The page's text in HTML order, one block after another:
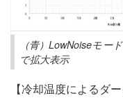
（青）LowNoiseモー
で拡大表示
【冷却温度によるダ